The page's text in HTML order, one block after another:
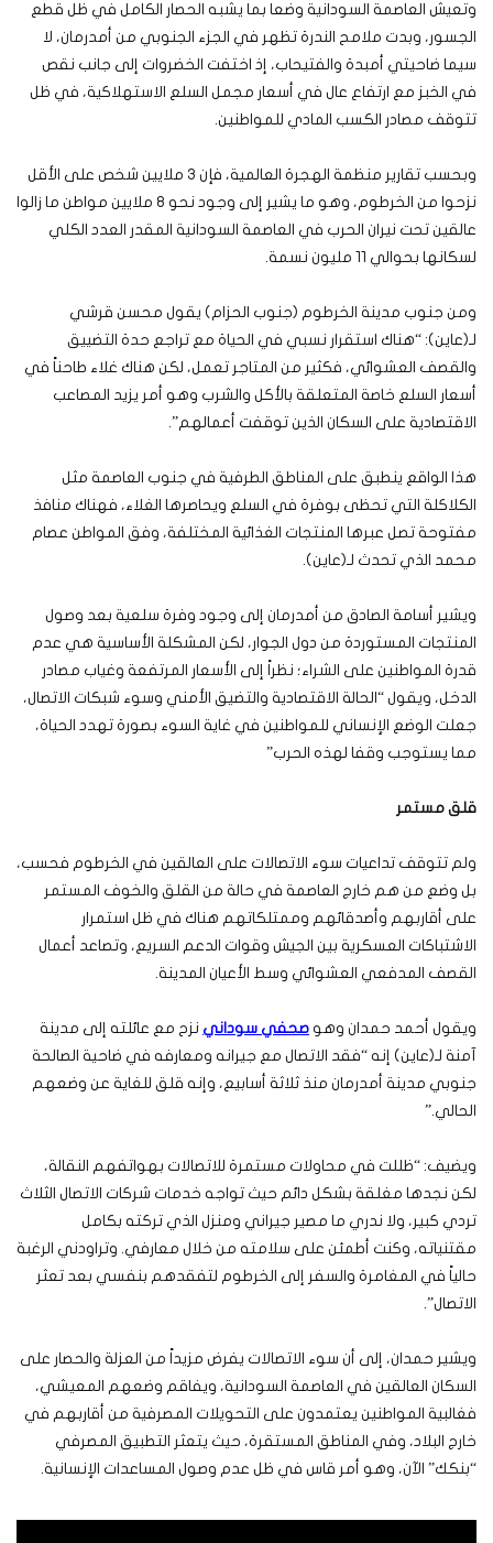
وتعيش العاصمة السودانية وضعا بما يشبه الحصار الكامل في ظل قطع
الجسور، وبدت ملامح الندرة تظهر في الجزء الجنوبي من أمدرمان، لا
سيما ضاحيتي أمبدة والفتيحاب، إذ اختفت الخضروات إلى جانب نقص
في الخبز مع ارتفاع عال في أسعار مجمل السلع الاستهلاكية، في ظل
تتوقف مصادر الكسب المادي للمواطنين.
وبحسب تقارير منظمة الهجرة العالمية، فإن 3 ملايين شخص على الأقل
نزحوا من الخرطوم، وهو ما يشير إلى وجود نحو 8 ملايين مواطن ما زالوا
عالقين تحت نيران الحرب في العاصمة السودانية المقدر العدد الكلي
لسكانها بحوالي 11 مليون نسمة.
ومن جنوب مدينة الخرطوم (جنوب الحزام) يقول محسن قرشي
لـ(عاين): “هناك استقرار نسبي في الحياة مع تراجع حدة التضييق
والقصف العشوائي، فكثير من المتاجر تعمل، لكن هناك غلاء طاحناً في
أسعار السلع خاصة المتعلقة بالأكل والشرب وهو أمر يزيد المصاعب
الاقتصادية على السكان الذين توقفت أعمالهم”.
هذا الواقع ينطبق على المناطق الطرفية في جنوب العاصمة مثل
الكلاكلة التي تحظى بوفرة في السلع ويحاصرها الغلاء، فهناك منافذ
مفتوحة تصل عبرها المنتجات الغذائية المختلفة، وفق المواطن عصام
محمد الذي تحدث لـ(عاين).
ويشير أسامة الصادق من أمدرمان إلى وجود وفرة سلعية بعد وصول
المنتجات المستوردة من دول الجوار، لكن المشكلة الأساسية هي عدم
قدرة المواطنين على الشراء؛ نظراً إلى الأسعار المرتفعة وغياب مصادر
الدخل، ويقول “الحالة الاقتصادية والتضيق الأمني وسوء شبكات الاتصال،
جعلت الوضع الإنساني للمواطنين في غاية السوء بصورة تهدد الحياة،
مما يستوجب وقفا لهذه الحرب”
قلق مستمر
ولم تتوقف تداعيات سوء الاتصالات على العالقين في الخرطوم فحسب،
بل وضع من هم خارج العاصمة في حالة من القلق والخوف المستمر
على أقاربهم وأصدقائهم وممتلكاتهم هناك في ظل استمرار
الاشتباكات العسكرية بين الجيش وقوات الدعم السريع، وتصاعد أعمال
القصف المدفعي العشوائي وسط الأعيان المدينة.
ويقول أحمد حمدان وهو صحفي سوداني نزح مع عائلته إلى مدينة
آمنة لـ(عاين) إنه “فقد الاتصال مع جيرانه ومعارفه في ضاحية الصالحة
جنوبي مدينة أمدرمان منذ ثلاثة أسابيع، وإنه قلق للغاية عن وضعهم
الحالي.”
ويضيف: “ظللت في محاولات مستمرة للاتصالات بهواتفهم النقالة،
لكن نجدها مغلقة بشكل دائم حيث تواجه خدمات شركات الاتصال الثلاث
تردي كبير، ولا ندري ما مصير جيراني ومنزل الذي تركته بكامل
مقتنياته، وكنت أطمئن على سلامته من خلال معارفي. وتراودني الرغبة
حالياً في المغامرة والسفر إلى الخرطوم لتفقدهم بنفسي بعد تعثر
الاتصال”.
ويشير حمدان، إلى أن سوء الاتصالات يفرض مزيداً من العزلة والحصار على
السكان العالقين في العاصمة السودانية، ويفاقم وضعهم المعيشي،
فغالبية المواطنين يعتمدون على التحويلات المصرفية من أقاربهم في
خارج البلاد، وفي المناطق المستقرة، حيث يتعثر التطبيق المصرفي
“بنكك” الآن، وهو أمر قاس في ظل عدم وصول المساعدات الإنسانية.